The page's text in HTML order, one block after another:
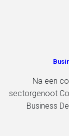
Na een
sectorgenoot
Business